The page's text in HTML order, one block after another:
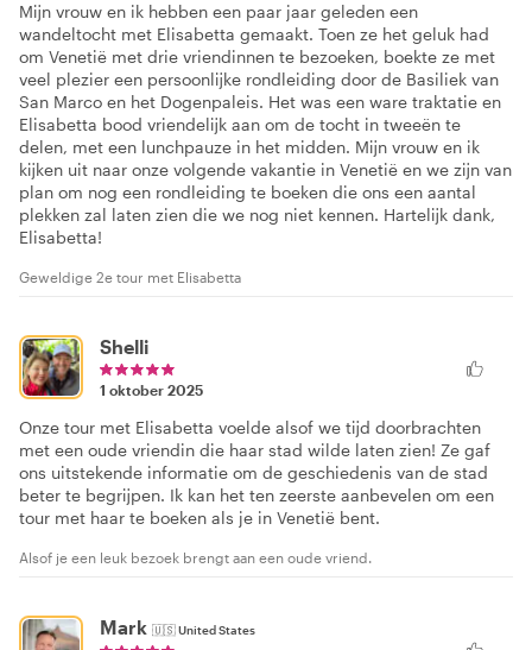
Mijn vrouw en ik hebben een paar jaar geleden een
wandeltocht met Elisabetta gemaakt. Toen ze het geluk had
om Venetië met drie vriendinnen te bezoeken, boekte ze met
veel plezier een persoonlijke rondleiding door de Basiliek van
San Marco en het Dogenpaleis. Het was een ware traktatie en
Elisabetta bood vriendelijk aan om de tocht in tweeën te
delen, met een lunchpauze in het midden. Mijn vrouw en ik
kijken uit naar onze volgende vakantie in Venetië en we zijn van
plan om nog een rondleiding te boeken die ons een aantal
plekken zal laten zien die we nog niet kennen. Hartelijk dank,
Elisabetta!
Geweldige 2e tour met Elisabetta
Shelli
1 oktober 2025
Onze tour met Elisabetta voelde alsof we tijd doorbrachten
met een oude vriendin die haar stad wilde laten zien! Ze gaf
ons uitstekende informatie om de geschiedenis van de stad
beter te begrijpen. Ik kan het ten zeerste aanbevelen om een
tour met haar te boeken als je in Venetië bent.
Alsof je een leuk bezoek brengt aan een oude vriend.
Mark 🇺🇸United States